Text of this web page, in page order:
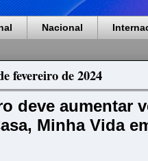
Nacional
fevereiro de 2024
deve aumentar
Minha Vida